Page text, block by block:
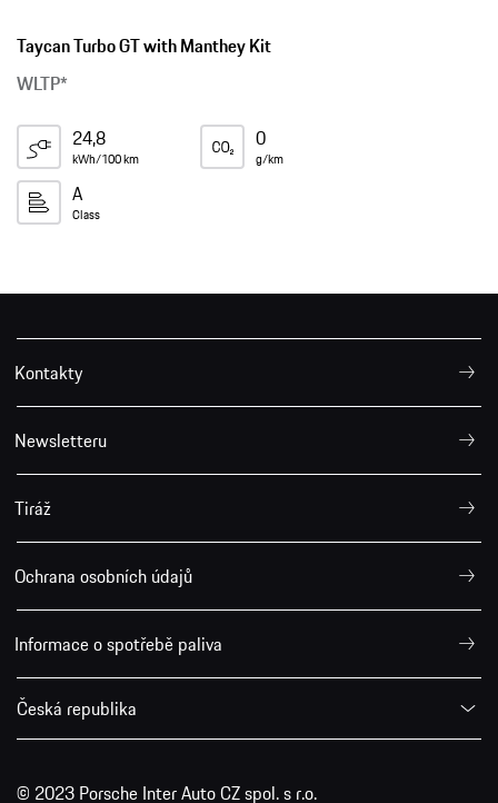
Taycan Turbo GT with Manthey Kit
WLTP*
24,8
kWh/100 km
0
g/km
A
Class
Kontakty
Newsletteru
Tiráž
Ochrana osobních údajů
Informace o spotřebě paliva
Česká republika
© 2023 Porsche Inter Auto CZ spol. s r.o.